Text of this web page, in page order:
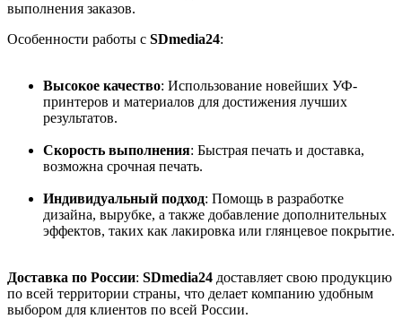
выполнения заказов.
Особенности работы с SDmedia24:
Высокое качество: Использование новейших УФ-
принтеров и материалов для достижения лучших
результатов.
Скорость выполнения: Быстрая печать и доставка,
возможна срочная печать.
Индивидуальный подход: Помощь в разработке
дизайна, вырубке, а также добавление дополнительных
эффектов, таких как лакировка или глянцевое покрытие.
Доставка по России: SDmedia24 доставляет свою продукцию
по всей территории страны, что делает компанию удобным
выбором для клиентов по всей России.